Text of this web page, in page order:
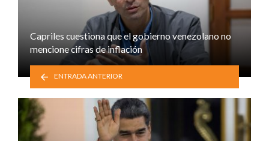
Capriles cuestiona que el gobierno venezolano no
mencione cifras de inflación
ENTRADA ANTERIOR